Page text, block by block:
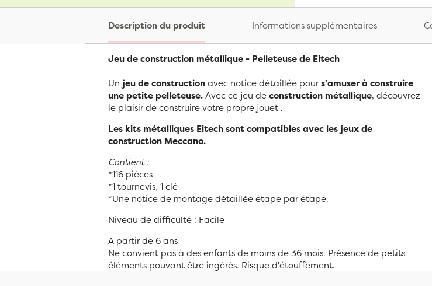
Description du produit Informations supplémentaires
Jeu de construction métallique - Pelleteuse de Eitech
Un jeu de constructionavec notice détaillée pours'amuser à construire
une petite pelleteuse.Avec ce jeu deconstruction métallique, découvrez
le plaisir de construire votre propre jouet .
Les kits métalliques Eitech sont compatibles avec les jeux de
construction Meccano.
Contient :
*116 pièces
*1 tournevis, 1 clé
*Une notice de montage détaillée étape par étape.
Niveau de difficulté : Facile
A partir de 6 ans
Ne convient pas à des enfants de moins de 36 mois. Présence de petits
éléments pouvant être ingérés. Risque d'étouffement.